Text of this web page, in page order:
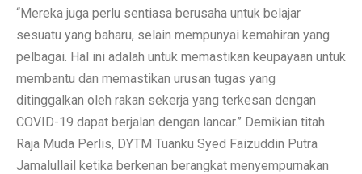
“Mereka juga perlu sentiasa berusaha untuk belajar
sesuatu yang baharu, selain mempunyai kemahiran yang
pelbagai. Hal ini adalah untuk memastikan keupayaan untuk
membantu dan memastikan urusan tugas yang
ditinggalkan oleh rakan sekerja yang terkesan dengan
COVID-19 dapat berjalan dengan lancar.” Demikian titah
Raja Muda Perlis, DYTM Tuanku Syed Faizuddin Putra
Jamalullail ketika berkenan berangkat menyempurnakan